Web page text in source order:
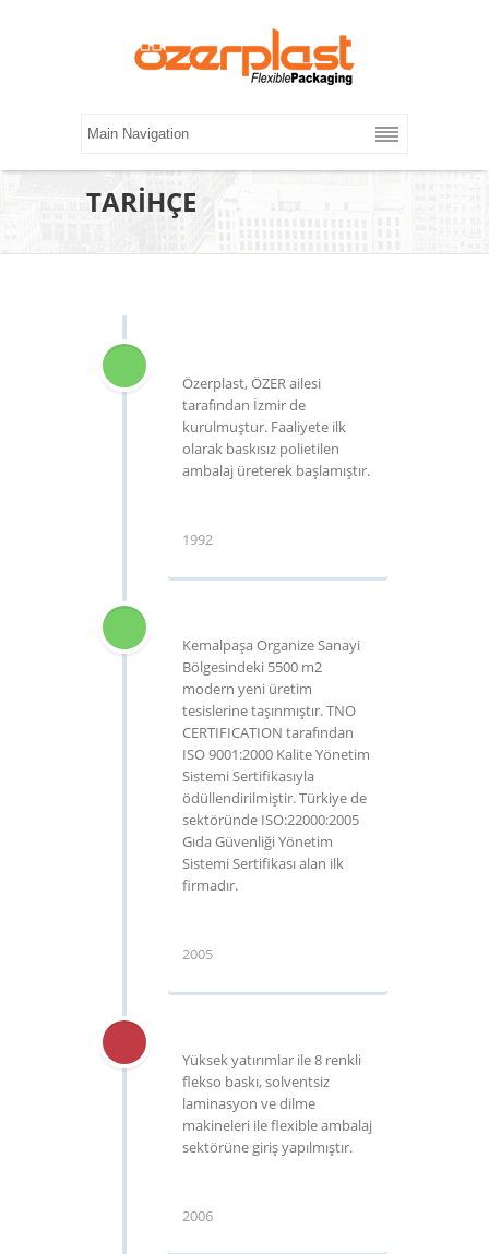
TARİHÇE
Özerplast, ÖZER ailesi
tarafından İzmir de
kurulmuştur. Faaliyete ilk
olarak baskısız polietilen
ambalaj üreterek başlamıştır.
1992
Kemalpaşa Organize Sanayi
Bölgesindeki 5500 m2
modern yeni üretim
tesislerine taşınmıştır. TNO
CERTIFICATION tarafından
ISO 9001:2000 Kalite Yönetim
Sistemi Sertifikasıyla
ödüllendirilmiştir. Türkiye de
sektöründe ISO:22000:2005
Gıda Güvenliği Yönetim
Sistemi Sertifikası alan ilk
firmadır.
2005
Yüksek yatırımlar ile 8 renkli
flekso baskı, solventsiz
laminasyon ve dilme
makineleri ile flexible ambalaj
sektörüne giriş yapılmıştır.
2006